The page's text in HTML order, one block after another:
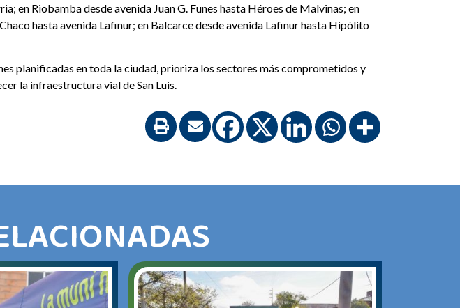
en Riobamba desde avenida Juan G. Funes hasta Héroes de Malvinas; en
hasta avenida Lafinur; en Balcarce desde avenida Lafinur hasta Hipólito
planificadas en toda la ciudad, prioriza los sectores más comprometidos y
la infraestructura vial de San Luis.